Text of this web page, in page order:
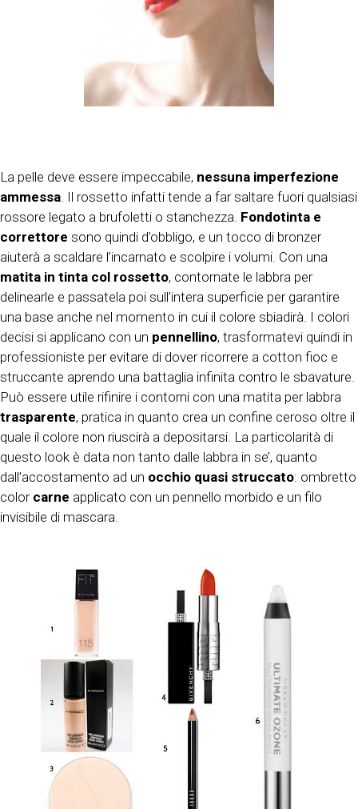
La pelle deve essere impeccabile, nessuna imperfezione
ammessa . Il rossetto infatti tende a far saltare fuori qualsiasi
rossore legato a brufoletti o stanchezza. Fondotinta e
correttore sono quindi d’obbligo, e un tocco di bronzer
aiuterà a scaldare l’incarnato e scolpire i volumi. Con una
matita in tinta col rossetto, contornate le labbra per
delinearle e passatela poi sull’intera superficie per garantire
una base anche nel momento in cui il colore sbiadirà. I colori
decisi si applicano con un pennellino, trasformatevi quindi in
professioniste per evitare di dover ricorrere a cotton fioc e
struccante aprendo una battaglia infinita contro le sbavature.
Può essere utile rifinire i contorni con una matita per labbra
trasparente, pratica in quanto crea un confine ceroso oltre il
quale il colore non riuscirà a depositarsi. La particolarità di
questo look è data non tanto dalle labbra in se’, quanto
dall’accostamento ad un occhio quasi struccato: ombretto
color carne applicato con un pennello morbido e un filo
invisibile di mascara.